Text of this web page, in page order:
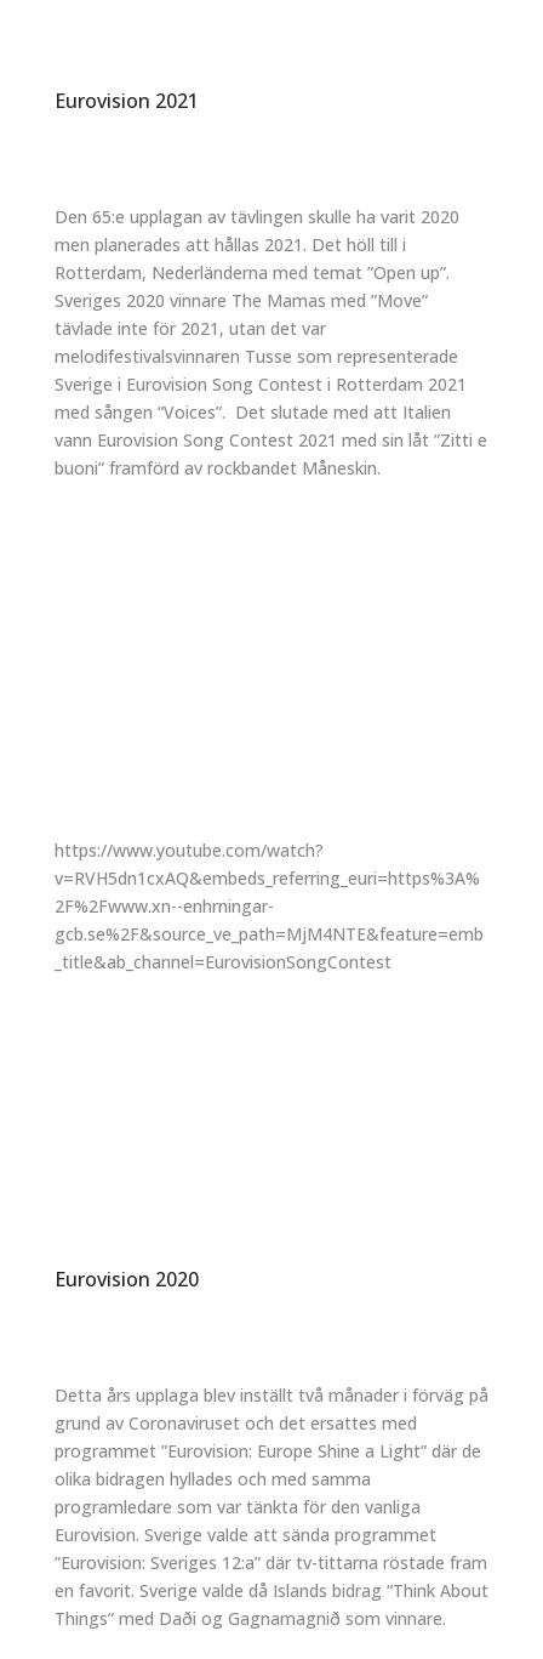
Eurovision 2021
Den 65:e upplagan av tävlingen skulle ha varit 2020
men planerades att hållas 2021. Det höll till i
Rotterdam, Nederländerna med temat ”Open up”.
Sveriges 2020 vinnare The Mamas med ”Move”
tävlade inte för 2021, utan det var
melodifestivalsvinnaren Tusse som representerade
Sverige i Eurovision Song Contest i Rotterdam 2021
med sången “Voices”. Det slutade med att Italien
vann Eurovision Song Contest 2021 med sin låt ”Zitti e
buoni” framförd av rockbandet Måneskin.
https://www.youtube.com/watch?
v=RVH5dn1cxAQ&embeds_referring_euri=https%3A%
2F%2Fwww.xn--enhrningar-
gcb.se%2F&source_ve_path=MjM4NTE&feature=emb
_title&ab_channel=EurovisionSongContest
Eurovision 2020
Detta års upplaga blev inställt två månader i förväg på
grund av Coronaviruset och det ersattes med
programmet ”Eurovision: Europe Shine a Light” där de
olika bidragen hyllades och med samma
programledare som var tänkta för den vanliga
Eurovision. Sverige valde att sända programmet
”Eurovision: Sveriges 12:a” där tv-tittarna röstade fram
en favorit. Sverige valde då Islands bidrag “Think About
Things” med Daði og Gagnamagnið som vinnare.